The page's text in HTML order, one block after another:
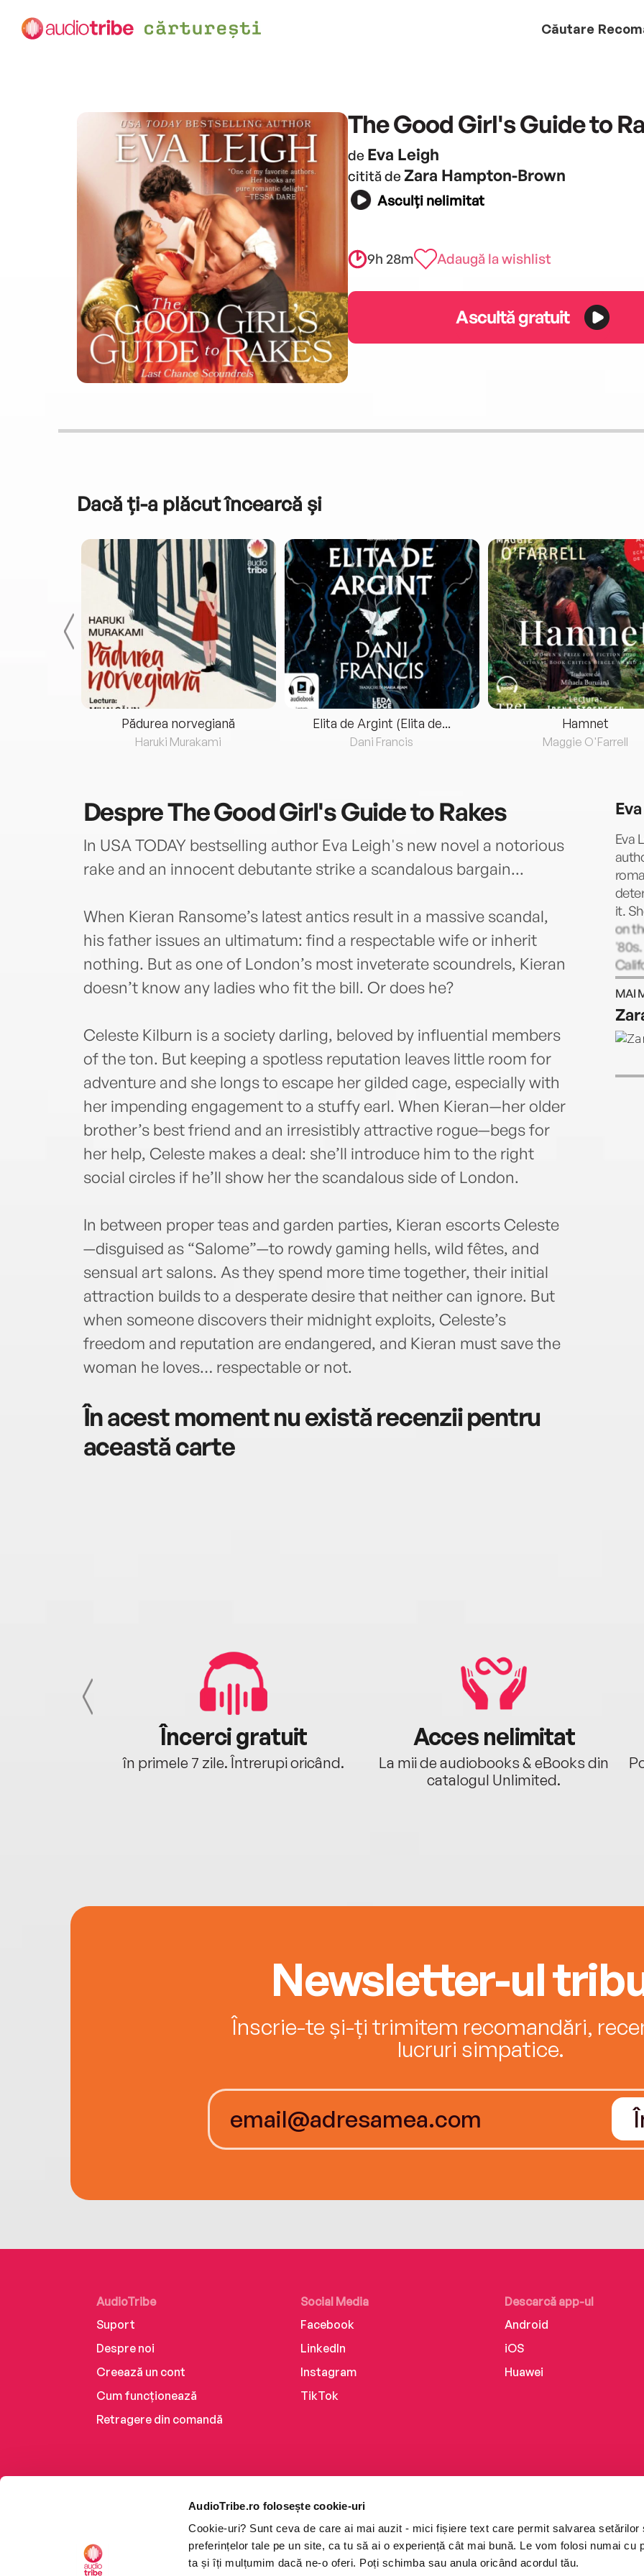
AudioTribe.ro folosește cookie-uri
Cookie-uri? Sunt ceva de care ai mai auzit - mici fișiere text care permit salvarea setărilor
preferințelor tale pe un site, ca tu să ai o experiență cât mai bună. Le vom folosi numai cu
ta și îți mulțumim dacă ne-o oferi. Poți schimba sau anula oricând acordul tău.
Căutare
The Good Girl's Guide to
de Eva Leigh
citită de Zara Hampton-Brown
Asculți nelimitat
9h 28m Adaugă la wishlist
Ascultă gratuit
Dacă ți-a plăcut încearcă și
Pădurea norvegiană
Haruki Murakami
Elita de Argint (Elita de...
Dani Francis
Hamnet
Maggie O'Farrell
DespreThe Good Girl's Guide to Rakes
In USA TODAY bestselling author Eva Leigh's new novel a notorious
rake and an innocent debutante strike a scandalous bargain...
When Kieran Ransome’s latest antics result in a massive scandal,
his father issues an ultimatum: find a respectable wife or inherit
nothing. But as one of London’s most inveterate scoundrels, Kieran
doesn’t know any ladies who fit the bill. Or does he?
Celeste Kilburn is a society darling, beloved by influential members
of the ton. But keeping a spotless reputation leaves little room for
adventure and she longs to escape her gilded cage, especially with
her impending engagement to a stuffy earl. When Kieran—her older
brother’s best friend and an irresistibly attractive rogue—begs for
her help, Celeste makes a deal: she’ll introduce him to the right
social circles if he’ll show her the scandalous side of London.
In between proper teas and garden parties, Kieran escorts Celeste
—disguised as “Salome”—to rowdy gaming hells, wild fêtes, and
sensual art salons. As they spend more time together, their initial
attraction builds to a desperate desire that neither can ignore. But
when someone discovers their midnight exploits, Celeste’s
freedom and reputation are endangered, and Kieran must save the
woman he loves… respectable or not.
În acest moment nu există recenzii pentru
această carte
Eva
it.
on
her
MAI
Încerci gratuit
în primele 7 zile. Întrerupi oricând.
Acces nelimitat
La mii de audiobooks & eBooks din
catalogul Unlimited.
Newsletter-ul
Înscrie-te și-ți trimitem recomandări,
lucruri simpatice.
AudioTribe
Suport
Despre noi
Creează un cont
Cum funcționează
Retragere din comandă
Social Media
Facebook
LinkedIn
Instagram
TikTok
Descarcă app-ul
Android
iOS
Huawei